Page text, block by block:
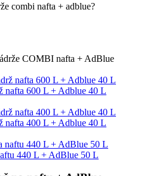
combi nafta + adblue?
COMBI nafta + AdBlue
nafta 600 L + Adblue 40 L
nafta 400 L + Adblue 40 L
440 L + AdBlue 50 L